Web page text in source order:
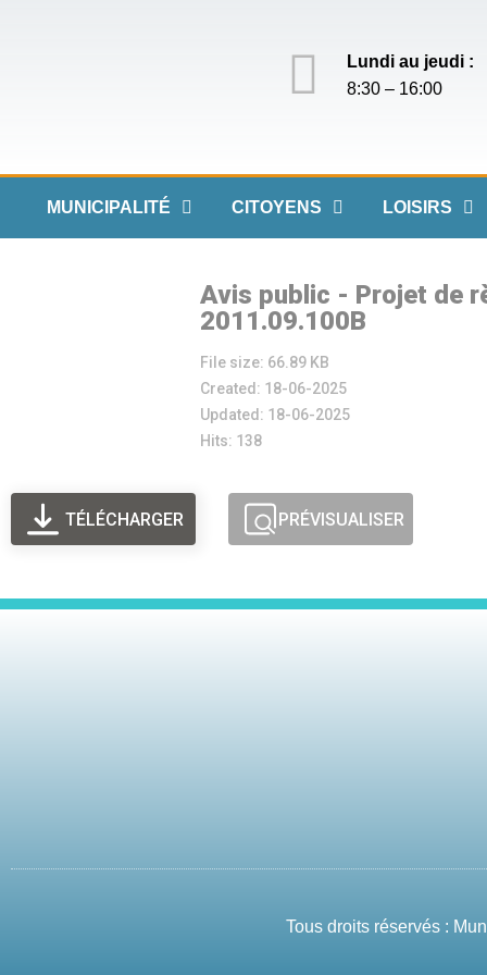
Lundi au jeudi :
8:30 – 16:00
MUNICIPALITÉ CITOYENS LOISIRS
Avis public - Projet de
2011.09.100B
File size: 66.89 KB
Created: 18-06-2025
Updated: 18-06-2025
Hits: 138
TÉLÉCHARGER PRÉVISUALISER
Tous droits réservés :